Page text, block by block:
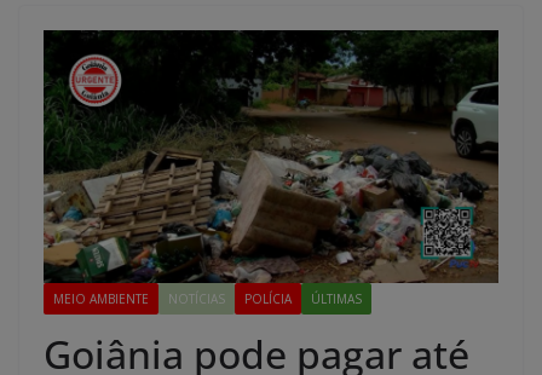
MEIO AMBIENTE NOTÍCIAS POLÍCIA ÚLTIMAS
Goiânia pode pagar até